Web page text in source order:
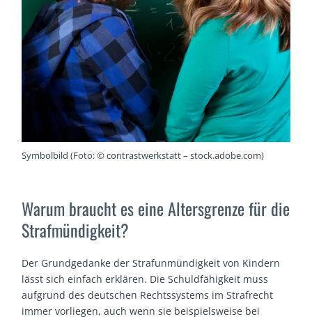
Symbolbild (Foto: © contrastwerkstatt – stock.adobe.com)
Warum braucht es eine Altersgrenze für die
Strafmündigkeit?
Der Grundgedanke der Strafunmündigkeit von Kindern
lässt sich einfach erklären. Die Schuldfähigkeit muss
aufgrund des deutschen Rechtssystems im Strafrecht
immer vorliegen, auch wenn sie beispielsweise bei